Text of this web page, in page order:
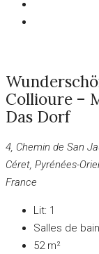
Collioure –
Das Dorf
4, Chemin de San
Céret, Pyrénées-
France
Lit: 1
Salles de
52 m²